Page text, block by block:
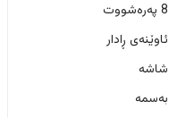
8 پەرەشووت
ئاوێنەی ڕادار
شاشە
بەسمە